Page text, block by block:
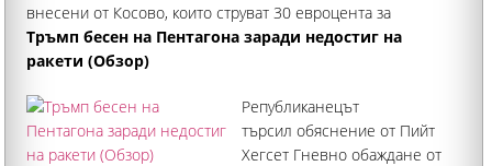
внесени от Косово, които струват 30 евроцента за
килограм. Министерството на земеделието засили
контрола по границите
Тръмп бесен на Пентагона заради недостиг на
ракети (Обзор)
Републиканецът
търсил обяснение от Пийт
Хегсет Гневно обаждане от